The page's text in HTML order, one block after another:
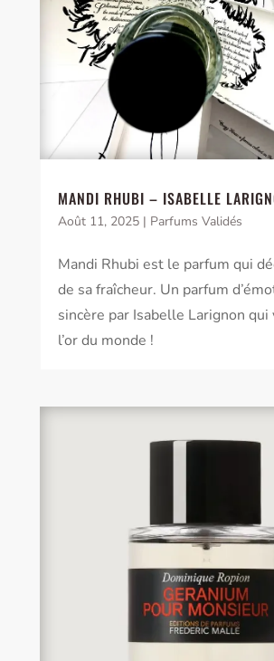
MANDI RHUBI – ISABELLE
Août 11, 2025| Parfums Validés
Mandi Rhubi est le parfum qui
de sa fraîcheur. Un parfum
sincère par Isabelle Larignon
l’or du monde !